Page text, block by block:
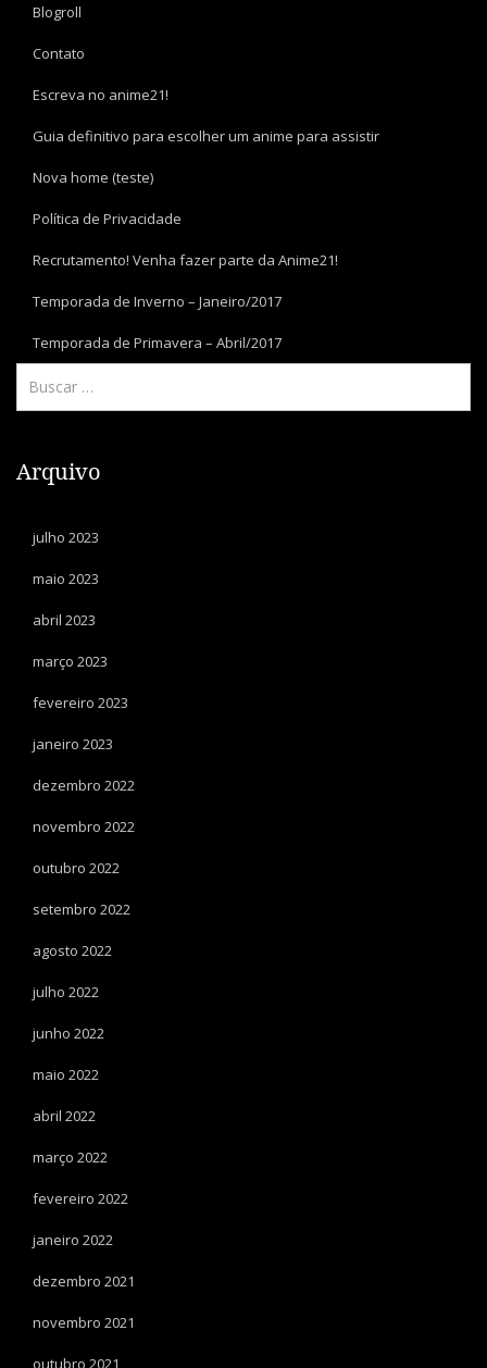
Blogroll
Contato
Escreva no anime21!
Guia definitivo para escolher um anime para assistir
Nova home (teste)
Política de Privacidade
Recrutamento! Venha fazer parte da Anime21!
Temporada de Inverno – Janeiro/2017
Temporada de Primavera – Abril/2017
Arquivo
julho 2023
maio 2023
abril 2023
março 2023
fevereiro 2023
janeiro 2023
dezembro 2022
novembro 2022
outubro 2022
setembro 2022
agosto 2022
julho 2022
junho 2022
maio 2022
abril 2022
março 2022
fevereiro 2022
janeiro 2022
dezembro 2021
novembro 2021
outubro 2021